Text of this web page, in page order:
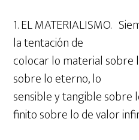
1. EL MATERIALISMO.
la tentación de
colocar lo material
sobre lo eterno, lo
sensible y tangible sobre
finito sobre lo de valor